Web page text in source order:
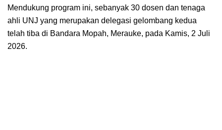
Mendukung program ini, sebanyak 30 dosen dan tenaga
ahli UNJ yang merupakan delegasi gelombang kedua
telah tiba di Bandara Mopah, Merauke, pada Kamis, 2 Juli
2026.